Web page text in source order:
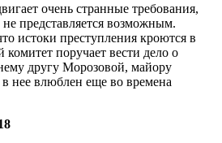
очень странные требования,
представляется возможным.
истоки преступления кроются в
поручает вести дело о
другу Морозовой, майору
нее влюблен еще во времена